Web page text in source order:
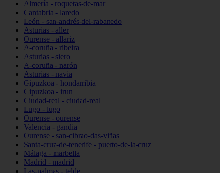
Almería - roquetas-de-mar
Cantabria - laredo
León - san-andrés-del-rabanedo
Asturias - aller
Ourense - allariz
A-coruña - ribeira
Asturias - siero
A-coruña - narón
Asturias - navia
Gipuzkoa - hondarribia
Gipuzkoa - irun
Ciudad-real - ciudad-real
Lugo - lugo
Ourense - ourense
Valencia - gandia
Ourense - san-cibrao-das-viñas
Santa-cruz-de-tenerife - puerto-de-la-cruz
Málaga - marbella
Madrid - madrid
Las-palmas - telde